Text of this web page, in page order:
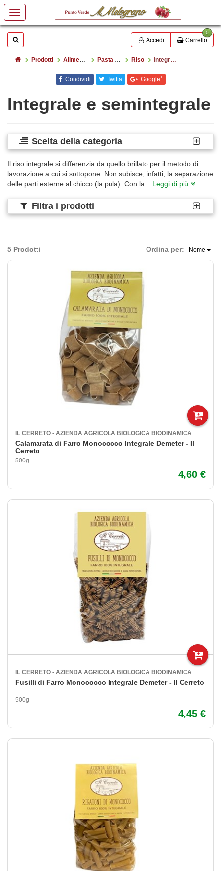
Cerca Accedi
0
Carrello
HomeProdotti Alimentazione Pasta e riso Riso Integrale e semintegrale
Condividi Twitta Google+
Integrale e semintegrale
Scelta della categoria
Il riso integrale si differenzia da quello brillato per il metodo di
lavorazione a cui si sottopone. Non subisce, infatti, la separazione
delle parti esterne al chicco (la pula). Con la... Leggi di più
Filtra i prodotti
5 Prodotti Ordina per: Nome
IL CERRETO - AZIENDA AGRICOLA BIOLOGICA BIODINAMICA
Calamarata di Farro Monococco Integrale Demeter - Il
Cerreto
500g
4,60 €
IL CERRETO - AZIENDA AGRICOLA BIOLOGICA BIODINAMICA
Fusilli di Farro Monococco Integrale Demeter - Il Cerreto
500g
4,45 €